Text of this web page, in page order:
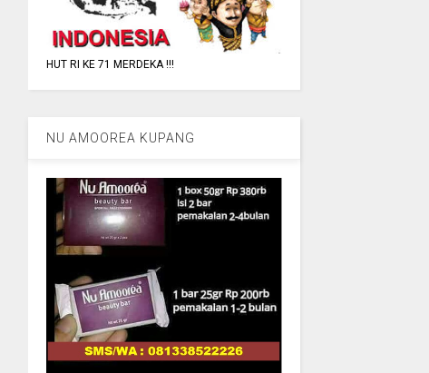
HUT RI KE 71 MERDEKA !!!
NU AMOOREA KUPANG